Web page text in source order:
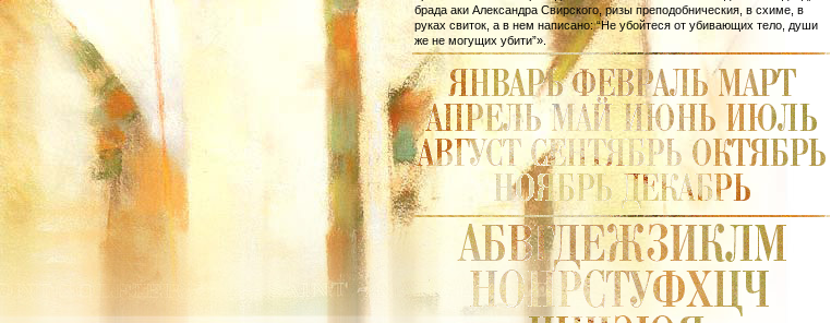
брада аки Александра Свирского, ризы преподобническия, в схиме, в
руках свиток, а в нем написано: “Не убойтеся от убивающих тело, души
же не могущих убити”».